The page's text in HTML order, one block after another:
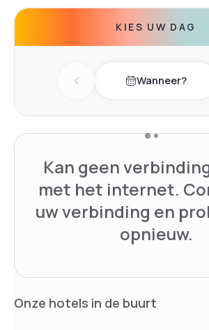
KIES UW DAG
Previous dayWanneer?
Kan geen
met het internet.
uw verbinding en
opnieuw.
Onze hotels in de buurt